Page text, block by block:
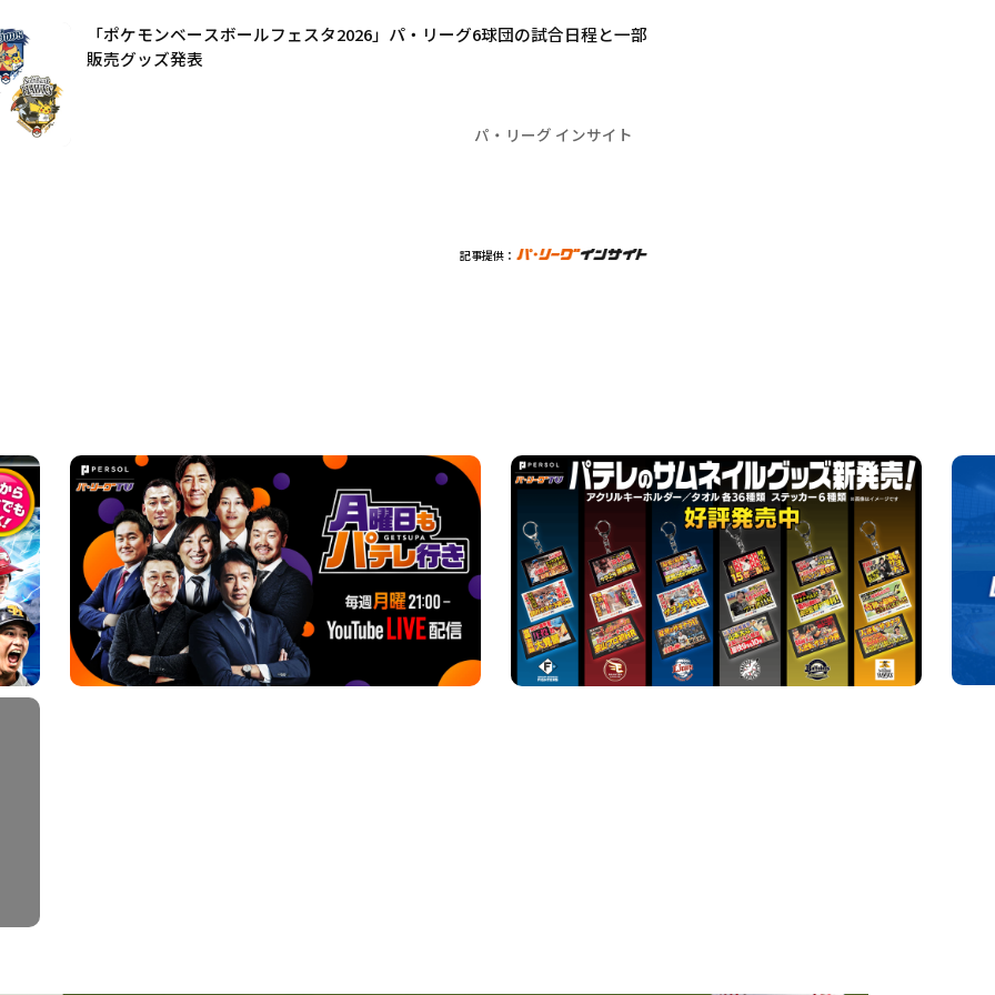
「ポケモンベースボールフェスタ2026」パ・リーグ6球団の試合日程と一部
販売グッズ発表
パ・リーグ インサイト
記事提供：